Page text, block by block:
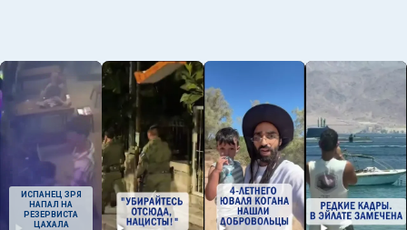
ИСПАНЕЦ ЗРЯ
НАПАЛ НА
РЕЗЕРВИСТА
ЦАХАЛА